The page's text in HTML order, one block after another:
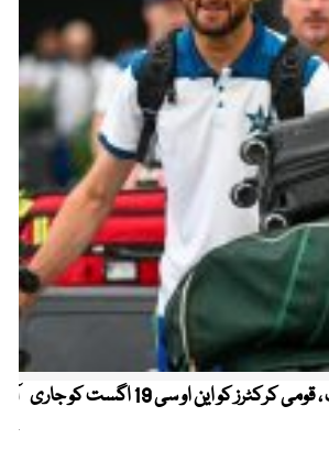
کیریبین پریمیئر لیگ ، قومی کرکٹرز کو این او سی 19 اگست کو جاری